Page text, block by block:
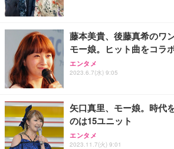
務用 おしゃれ パソコンチェ
ANDWINT オフィスチェア デ
ッシュ 通気性 ランバーサポー
ス圧無段階昇降 360度回転 キ
【MiniLED/24.5inch/280Hz/
HOOTER Gaming Monitor
グモニター QD 24.5インチ
アイリスオーヤマ ペットシー
ュラー 200枚入【
藤本美貴、後藤真希のワ
モー娘。ヒット曲をコラ
エンタメ
2023.6.7(水) 9:05
矢口真里、モー娘。時
のは15ユニット
エンタメ
2023.11.7(火) 9:01